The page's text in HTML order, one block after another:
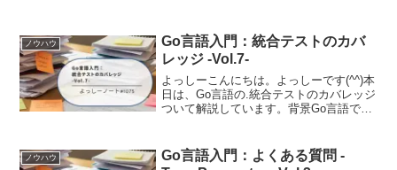
ノウハウ
Go言語入門：統合テストのカバ
レッジ -Vol.7-
よっしーこんにちは。よっしーです(^^)本
日は、Go言語の.統合テストのカバレッジ
ついて解説しています。背景Go言語でテ
っているけど、統合テストのカバ...
ノウハウ
Go言語入門：よくある質問 -